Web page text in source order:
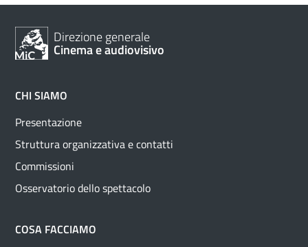
Direzione generale
Cinema e audiovisivo
CHI SIAMO
Presentazione
Struttura organizzativa e contatti
Commissioni
Osservatorio dello spettacolo
COSA FACCIAMO